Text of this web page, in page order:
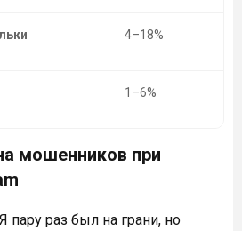
4–18%
1–6%
мошенников при
пару раз был на грани, но